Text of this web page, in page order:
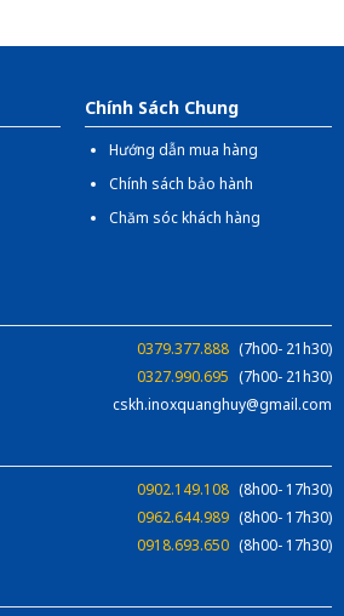
51 Tổ 3 - Ấp Đồng - Phước Tân -
Chính Sách Chung
Hướng dẫn mua hàng
Chính sách bảo hành
Chăm sóc khách hàng
0379.377.888 (7h00- 21h30)
0327.990.695 (7h00- 21h30)
cskh.inoxquanghuy@gmail.com
0902.149.108 (8h00- 17h30)
0962.644.989 (8h00- 17h30)
0918.693.650 (8h00- 17h30)